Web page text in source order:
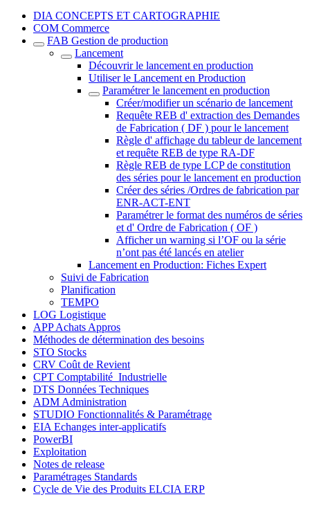
DIA CONCEPTS ET CARTOGRAPHIE
COM Commerce
FAB Gestion de production
Lancement
Découvrir le lancement en production
Utiliser le Lancement en Production
Paramétrer le lancement en production
Créer/modifier un scénario de lancement
Requête REB d' extraction des Demandes
de Fabrication ( DF ) pour le lancement
Règle d' affichage du tableur de lancement
et requête REB de type RA-DF
Règle REB de type LCP de constitution
des séries pour le lancement en production
Créer des séries /Ordres de fabrication par
ENR-ACT-ENT
Paramétrer le format des numéros de séries
et d' Ordre de Fabrication ( OF )
Afficher un warning si l’OF ou la série
n’ont pas été lancés en atelier
Lancement en Production: Fiches Expert
Suivi de Fabrication
Planification
TEMPO
LOG Logistique
APP Achats Appros
Méthodes de détermination des besoins
STO Stocks
CRV Coût de Revient
CPT Comptabilité_Industrielle
DTS Données Techniques
ADM Administration
STUDIO Fonctionnalités & Paramétrage
EIA Echanges inter-applicatifs
PowerBI
Exploitation
Notes de release
Paramétrages Standards
Cycle de Vie des Produits ELCIA ERP